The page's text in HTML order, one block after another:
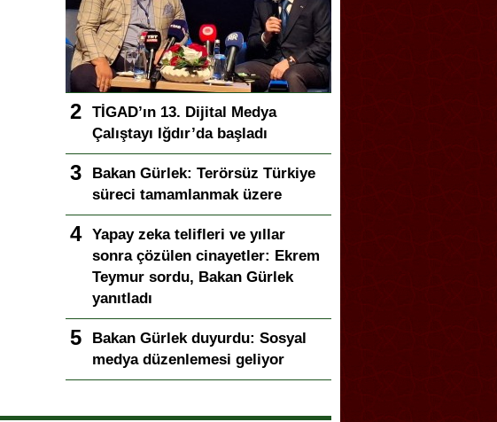
TİGAD’ın 13. Dijital Medya
Çalıştayı Iğdır’da başladı
Bakan Gürlek: Terörsüz Türkiye
süreci tamamlanmak üzere
Yapay zeka telifleri ve yıllar
sonra çözülen cinayetler: Ekrem
Teymur sordu, Bakan Gürlek
yanıtladı
Bakan Gürlek duyurdu: Sosyal
medya düzenlemesi geliyor